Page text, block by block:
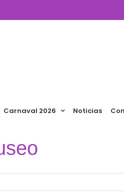
Carnaval 2026 Noticias